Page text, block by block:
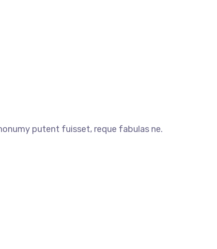
putent fuisset, reque fabulas ne.